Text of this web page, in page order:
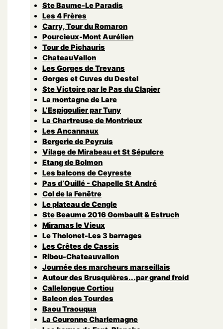
Ste Baume-Le Paradis
Les 4 Frères
Carry, Tour du Romaron
Pourcieux-Mont Aurélien
Tour de Pichauris
ChateauVallon
Les Gorges de Trevans
Gorges et Cuves du Destel
Ste Victoire par le Pas du Clapier
La montagne de Lare
L’Espigoulier par Tuny
La Chartreuse de Montrieux
Les Ancannaux
Bergerie de Peyruis
Vilage de Mirabeau et St Sépulcre
Etang de Bolmon
Les balcons de Ceyreste
Pas d’Ouillé - Chapelle St André
Col de la Fenêtre
Le plateau de Cengle
Ste Beaume 2016 Gombault & Estruch
Miramas le Vieux
Le Tholonet-Les 3 barrages
Les Crêtes de Cassis
Ribou-Chateauvallon
Journée des marcheurs marseillais
Autour des Brusquières...par grand froid
Callelongue Cortiou
Balcon des Tourdes
Baou Traouqua
La Couronne Charlemagne